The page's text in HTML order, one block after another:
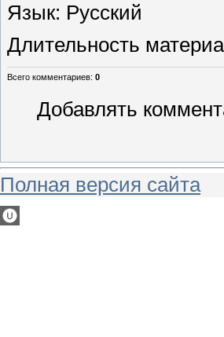
Язык: Русский
Длительность
Всего комментариев: 0
Добавлять
Полная версия сайта